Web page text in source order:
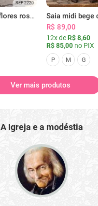
REF 2220
Saia midi branca flores rosas com bolsos
R$ 89,00
12x de R$ 8,60
R$ 85,00 no PIX
P M G
Ver mais produtos
A Igreja e a modéstia